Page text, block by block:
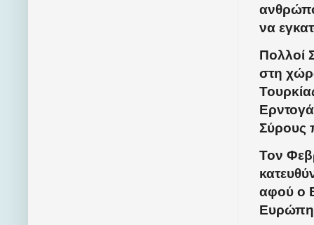
να
Πολλοί
στη
Σύρους
Τον
αφού ο